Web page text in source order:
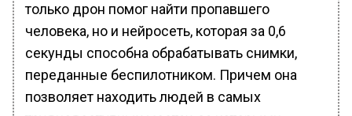
только дрон помог найти пропавшего
человека, но и нейросеть, которая за 0,6
секунды способна обрабатывать снимки,
переданные беспилотником. Причем она
позволяет находить людей в самых